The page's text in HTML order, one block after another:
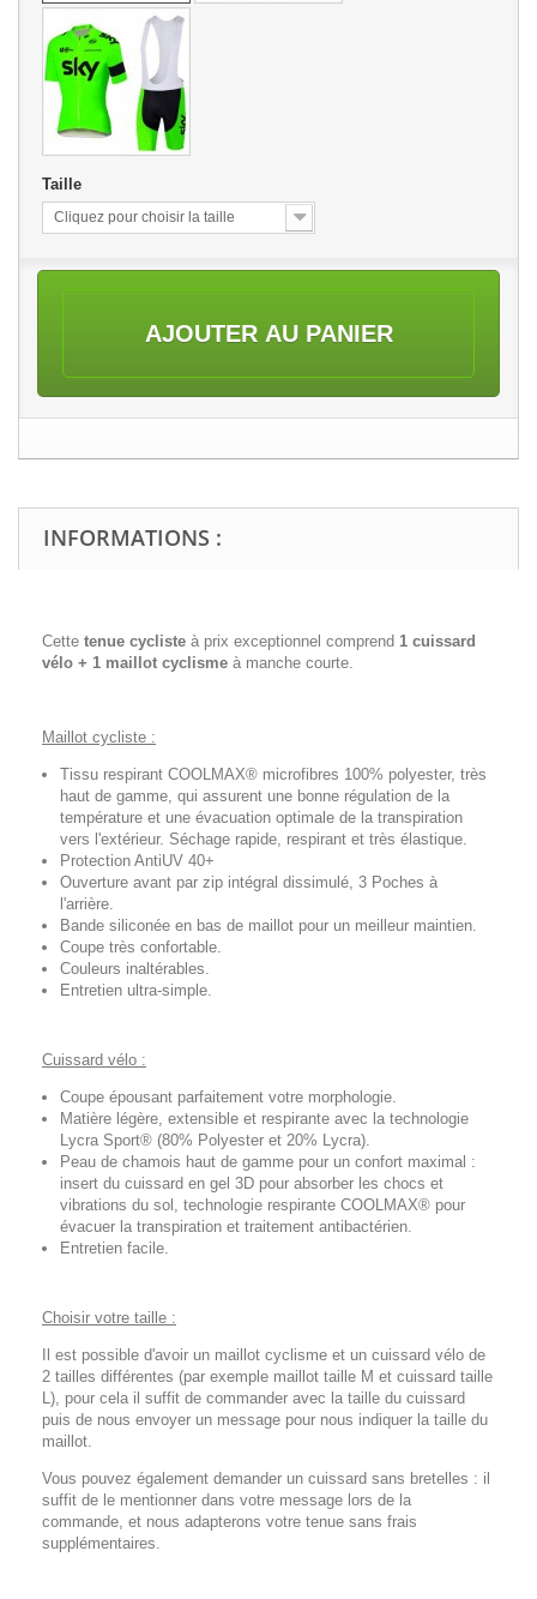
Taille
Cliquez pour choisir la taille
AJOUTER AU PANIER
INFORMATIONS :
Cette tenue cycliste à prix exceptionnel comprend 1 cuissard
vélo + 1 maillot cyclisme à manche courte.
Maillot cycliste :
Tissu respirant COOLMAX® microfibres 100% polyester, très
haut de gamme, qui assurent une bonne régulation de la
température et une évacuation optimale de la transpiration
vers l'extérieur. Séchage rapide, respirant et très élastique.
Protection AntiUV 40+
Ouverture avant par zip intégral dissimulé, 3 Poches à
l'arrière.
Bande siliconée en bas de maillot pour un meilleur maintien.
Coupe très confortable.
Couleurs inaltérables.
Entretien ultra-simple.
Cuissard vélo :
Coupe épousant parfaitement votre morphologie.
Matière légère, extensible et respirante avec la technologie
Lycra Sport® (80% Polyester et 20% Lycra).
Peau de chamois haut de gamme pour un confort maximal :
insert du cuissard en gel 3D pour absorber les chocs et
vibrations du sol, technologie respirante COOLMAX® pour
évacuer la transpiration et traitement antibactérien.
Entretien facile.
Choisir votre taille :
Il est possible d'avoir un maillot cyclisme et un cuissard vélo de
2 tailles différentes (par exemple maillot taille M et cuissard taille
L), pour cela il suffit de commander avec la taille du cuissard
puis de nous envoyer un message pour nous indiquer la taille du
maillot.
Vous pouvez également demander un cuissard sans bretelles : il
suffit de le mentionner dans votre message lors de la
commande, et nous adapterons votre tenue sans frais
supplémentaires.